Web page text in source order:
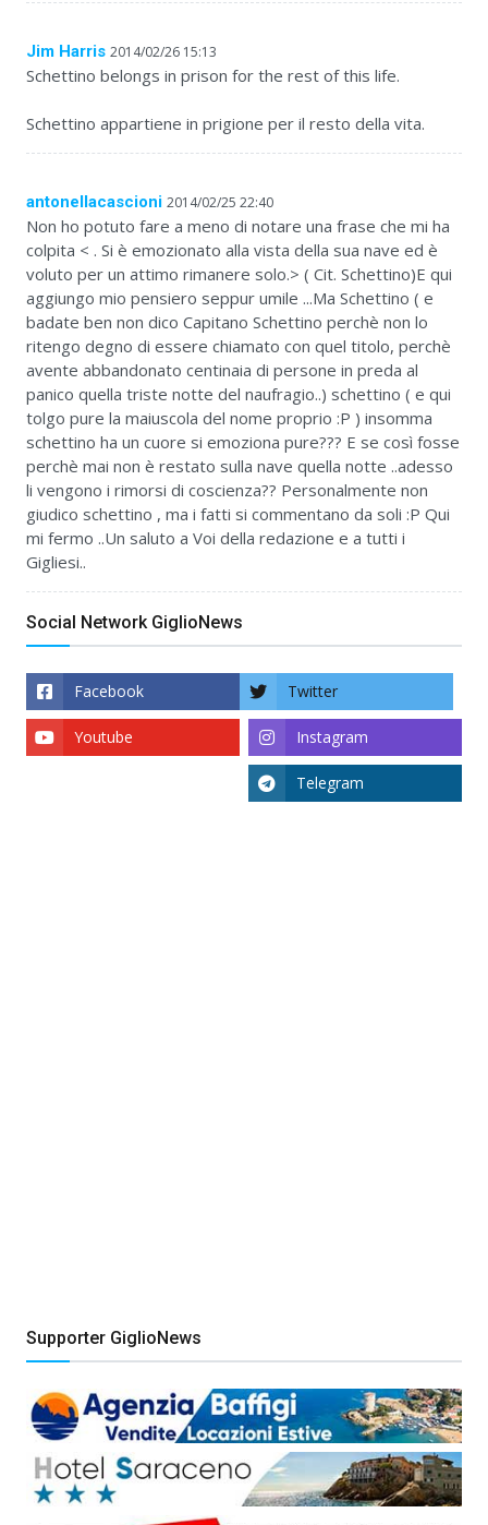
Jim Harris 2014/02/26 15:13
Schettino belongs in prison for the rest of this life.
Schettino appartiene in prigione per il resto della vita.
antonellacascioni 2014/02/25 22:40
Non ho potuto fare a meno di notare una frase che mi ha
colpita < . Si è emozionato alla vista della sua nave ed è
voluto per un attimo rimanere solo.> ( Cit. Schettino)E qui
aggiungo mio pensiero seppur umile ...Ma Schettino ( e
badate ben non dico Capitano Schettino perchè non lo
ritengo degno di essere chiamato con quel titolo, perchè
avente abbandonato centinaia di persone in preda al
panico quella triste notte del naufragio..) schettino ( e qui
tolgo pure la maiuscola del nome proprio :P ) insomma
schettino ha un cuore si emoziona pure??? E se così fosse
perchè mai non è restato sulla nave quella notte ..adesso
li vengono i rimorsi di coscienza?? Personalmente non
giudico schettino , ma i fatti si commentano da soli :P Qui
mi fermo ..Un saluto a Voi della redazione e a tutti i
Gigliesi..
Social Network GiglioNews
Facebook Twitter
Instagram
Youtube
Telegram
Supporter GiglioNews